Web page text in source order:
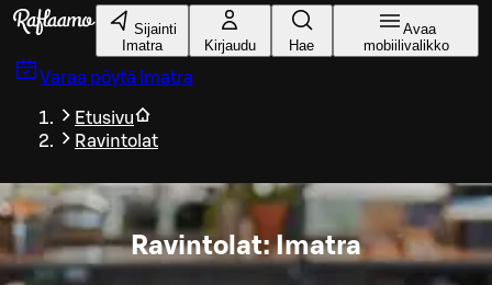
Siirry pääsisältöön
Sijainti
Imatra
Kirjaudu Hae
Avaa
mobiilivalikko
Varaa pöytä Imatra
Etusivu
Ravintolat
Ravintolat: Imatra